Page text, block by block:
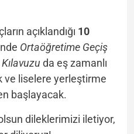
açıklandığı 10
Ortaöğretime Geçiş
da eş zamanlı
ve liselere yerleştirme
başlayacak.
dileklerimizi iletiyor,